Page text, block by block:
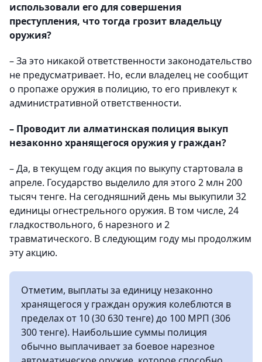
использовали его для совершения
преступления, что тогда грозит владельцу
оружия?
– За это никакой ответственности законодательство
не предусматривает. Но, если владелец не сообщит
о пропаже оружия в полицию, то его привлекут к
административной ответственности.
– Проводит ли алматинская полиция выкуп
незаконно хранящегося оружия у граждан?
– Да, в текущем году акция по выкупу стартовала в
апреле. Государство выделило для этого 2 млн 200
тысяч тенге. На сегодняшний день мы выкупили 32
единицы огнестрельного оружия. В том числе, 24
гладкоствольного, 6 нарезного и 2
травматического. В следующим году мы продолжим
эту акцию.
Отметим, выплаты за единицу незаконно
хранящегося у граждан оружия колеблются в
пределах от 10 (30 630 тенге) до 100 МРП (306
300 тенге). Наибольшие суммы полиция
обычно выплачивает за боевое нарезное